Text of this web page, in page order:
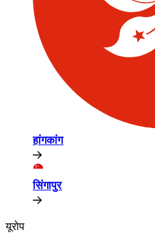
हांगकांग​​
सिंगापुर​​
यूरोप​​